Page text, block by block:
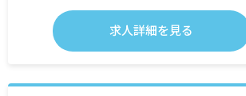
時間外手当
求人詳細を見る